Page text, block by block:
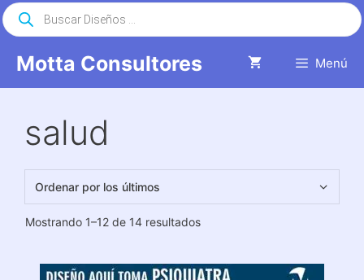
Saltar
al
Motta Consultores Menú
Búsqueda
de
productos
salud
Mostrando 1–12 de 14 resultadosOrdenado
últimos